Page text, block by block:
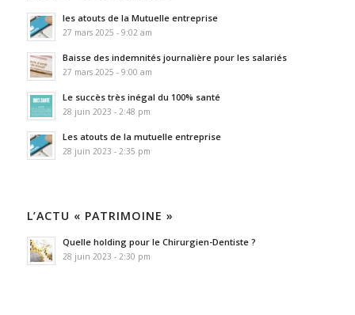
les atouts de la Mutuelle entreprise
27 mars 2025 - 9:02 am
Baisse des indemnités journalière pour les salariés
27 mars 2025 - 9:00 am
Le succès très inégal du 100% santé
28 juin 2023 - 2:48 pm
Les atouts de la mutuelle entreprise
28 juin 2023 - 2:35 pm
L’ACTU « PATRIMOINE »
Quelle holding pour le Chirurgien-Dentiste ?
28 juin 2023 - 2:30 pm